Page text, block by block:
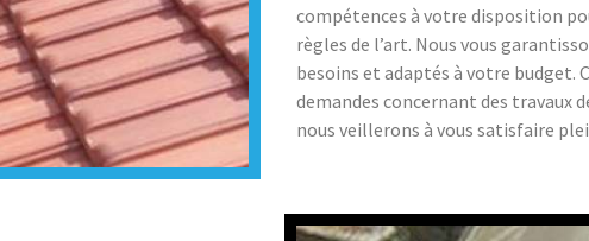
compétences à votre disposition
règles de l’art. Nous vous
besoins et adaptés à votre budget.
demandes concernant des travaux
nous veillerons à vous satisfaire